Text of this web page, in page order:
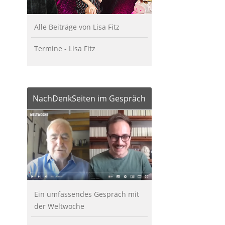
Alle Beiträge von Lisa Fitz
Termine - Lisa Fitz
NachDenkSeiten im Gespräch
Ein umfassendes Gespräch mit
der Weltwoche